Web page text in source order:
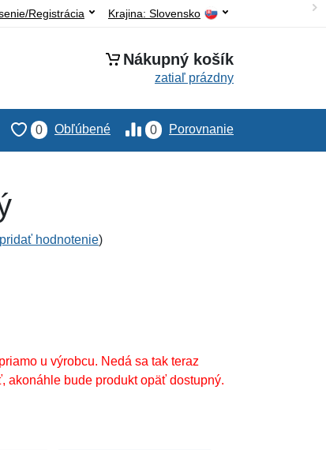
Krajina: Slovensko
Registrácia
Nákupný košík
zatiaľ prázdny
0 Porovnanie
0 Obľúbené
pridať hodnotenie)
u výrobcu. Nedá sa tak teraz
akonáhle bude produkt opäť dostupný.